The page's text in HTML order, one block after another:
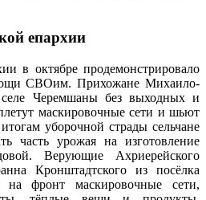
епархии
в октябре продемонстрировало
СВОим. Прихожане Михаило-
селе Черемшаны без выходных и
маскировочные сети и шьют
уборочной страды сельчане
часть урожая на изготовление
Верующие Ахриерейского
Кронштадтского из посёлка
фронт маскировочные сети,